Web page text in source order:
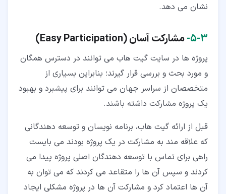
نشان می دهد.
۳‏-‏۵‏- مشارکت آسان (Easy Participation
)
پروژه ها در سایت گیت هاب می توانند در دسترس همگان
و مورد بحث و بررسی قرار گیرند؛ بنابراین بسیاری از
متخصصان از سراسر جهان می توانند برای پیشبرد و بهبود
یک پروژه مشارکت داشته باشند.
قبل از ارائه گیت هاب، برنامه نویسان و توسعه دهندگانی
که علاقه مند به مشارکت در یک پروژه بودند می بایست
راهی برای تماس با توسعه دهندگان اصلی پروژه پیدا می
کردند و سپس آن ها را متقاعد می کردند که می توان به
آن ها اعتماد کرد و مشارکت آن ها در پروژه مشکلی ایجاد